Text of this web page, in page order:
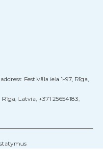
Festivāla iela 1-97, Rīga,
Latvia, +371 25654183,